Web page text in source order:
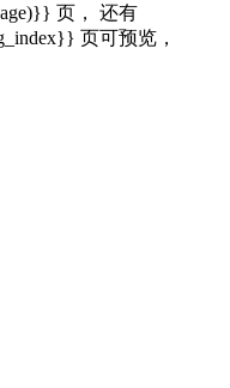
页， 还有
页可预览，